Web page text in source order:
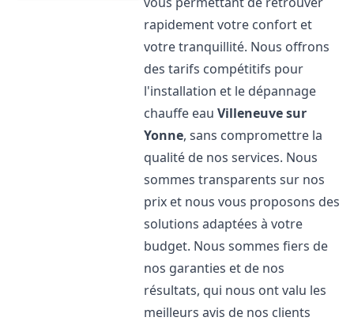
rapidement votre confort et
votre tranquillité. Nous offrons
des tarifs compétitifs pour
l'installation et le dépannage
chauffe eauVilleneuve sur
Yonne, sans compromettre la
qualité de nos services. Nous
sommes transparents sur nos
prix et nous vous proposons des
solutions adaptées à votre
budget. Nous sommes fiers de
nos garanties et de nos
résultats, qui nous ont valu les
meilleurs avis de nos clients